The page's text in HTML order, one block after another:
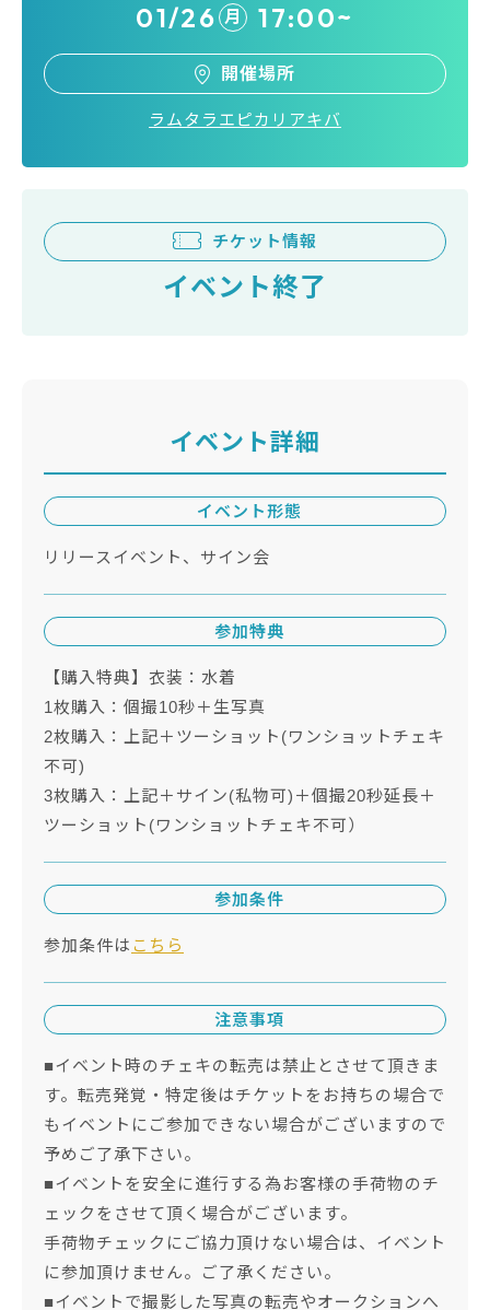
01/26 月 17:00~
開催場所
ラムタラエピカリアキバ
チケット情報
イベント終了
イベント詳細
イベント形態
リリースイベント、サイン会
参加特典
【購入特典】衣装：水着
1枚購入：個撮10秒＋生写真
2枚購入：上記＋ツーショット(ワンショットチェキ
不可)
3枚購入：上記＋サイン(私物可)＋個撮20秒延長＋
ツーショット(ワンショットチェキ不可）
参加条件
参加条件は こちら
注意事項
■イベント時のチェキの転売は禁止とさせて頂きま
す。転売発覚・特定後はチケットをお持ちの場合で
もイベントにご参加できない場合がございますので
予めご了承下さい。
■イベントを安全に進行する為お客様の手荷物のチ
ェックをさせて頂く場合がございます。
手荷物チェックにご協力頂けない場合は、イベント
に参加頂けません。ご了承ください。
■イベントで撮影した写真の転売やオークションへ